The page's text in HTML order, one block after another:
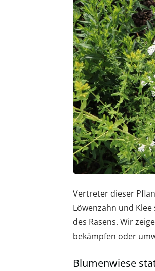
Vertreter dieser
Löwenzahn und
des Rasens. Wir
bekämpfen oder
Blumenwiese